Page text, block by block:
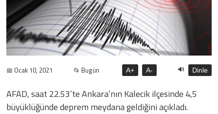
📅 Ocak 10, 2021 📂 Bugün A+ A- 🔊 Dinle
AFAD, saat 22.53’te Ankara’nın Kalecik ilçesinde 4,5
büyüklüğünde deprem meydana geldiğini açıkladı.